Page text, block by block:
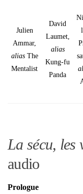
Julien
Ammar,
alias The
Men­ta­list
David
Lau­met,
alias
Kung-fu
Pan­da
La sécu, les
audio
Pro­logue